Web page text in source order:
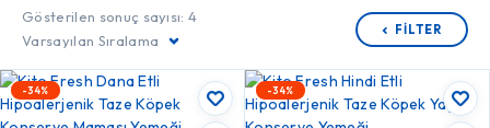
Gösterilen sonuç sayısı: 4
Varsayılan Sıralama
FILTER
-34% -34%